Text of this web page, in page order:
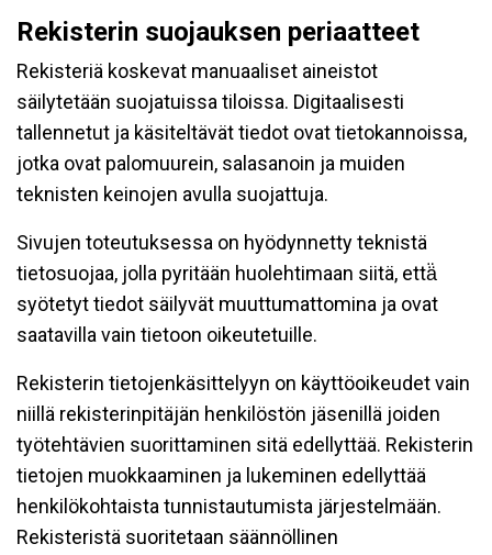
Rekisterin suojauksen periaatteet
Rekisteriä koskevat manuaaliset aineistot
säilytetään suojatuissa tiloissa. Digitaalisesti
tallennetut ja käsiteltävät tiedot ovat tietokannoissa,
jotka ovat palomuurein, salasanoin ja muiden
teknisten keinojen avulla suojattuja.
Sivujen toteutuksessa on hyödynnetty teknistä
tietosuojaa, jolla pyritään huolehtimaan siitä, että̈
syötetyt tiedot säilyvät muuttumattomina ja ovat
saatavilla vain tietoon oikeutetuille.
Rekisterin tietojenkäsittelyyn on käyttöoikeudet vain
niillä rekisterinpitäjän henkilöstön jäsenillä joiden
työtehtävien suorittaminen sitä edellyttää. Rekisterin
tietojen muokkaaminen ja lukeminen edellyttää
henkilökohtaista tunnistautumista järjestelmään.
Rekisteristä suoritetaan säännöllinen